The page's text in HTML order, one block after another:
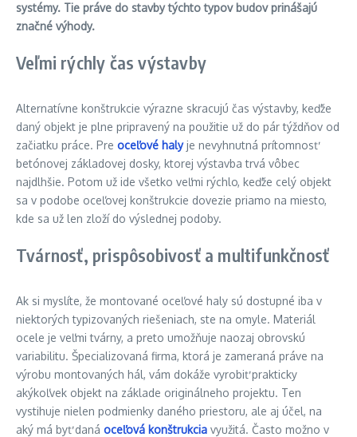
systémy. Tie práve do stavby týchto typov budov prinášajú
značné výhody.
Veľmi rýchly čas výstavby
Alternatívne konštrukcie výrazne skracujú čas výstavby, keďže
daný objekt je plne pripravený na použitie už do pár týždňov od
začiatku práce. Pre oceľové halyje nevyhnutná prítomnosť
betónovej základovej dosky, ktorej výstavba trvá vôbec
najdlhšie. Potom už ide všetko veľmi rýchlo, keďže celý objekt
sa v podobe oceľovej konštrukcie dovezie priamo na miesto,
kde sa už len zloží do výslednej podoby.
Tvárnosť, prispôsobivosť a multifunkčnosť
Ak si myslíte, že montované oceľové haly sú dostupné iba v
niektorých typizovaných riešeniach, ste na omyle. Materiál
ocele je veľmi tvárny, a preto umožňuje naozaj obrovskú
variabilitu. Špecializovaná firma, ktorá je zameraná práve na
výrobu montovaných hál, vám dokáže vyrobiť prakticky
akýkoľvek objekt na základe originálneho projektu. Ten
vystihuje nielen podmienky daného priestoru, ale aj účel, na
aký má byť daná oceľová konštrukcia využitá. Často možno v